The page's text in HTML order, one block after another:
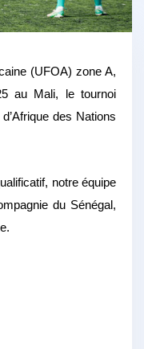
(UFOA) zone A,
au Mali, le tournoi
des Nations
notre équipe
du Sénégal,